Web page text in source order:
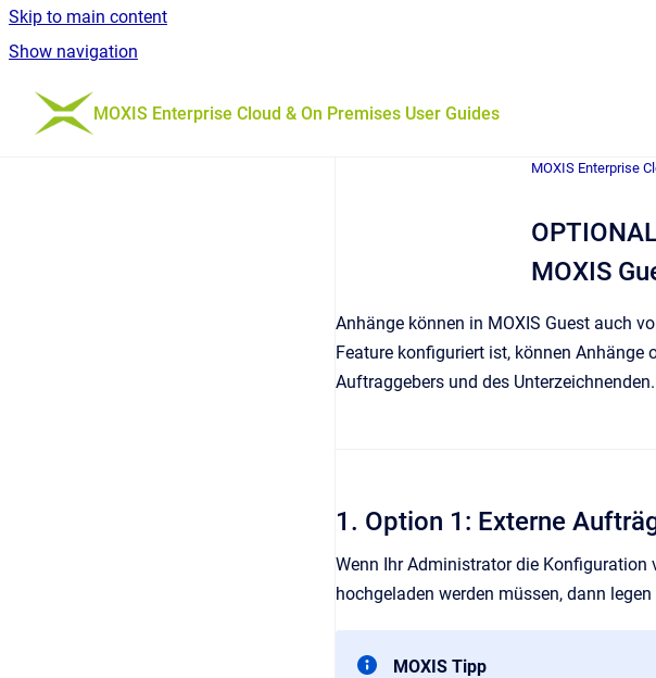
Skip to main content
Show navigation
Go to homepage
MOXIS Enterprise Cloud & On Premises User Guides
MOXIS Enterprise
MOXIS
Anhänge können in MOXIS Guest auch
Feature konfiguriert ist, können
Auftraggebers und des Unterzeichnenden.
1. Option 1: Externe
Wenn Ihr Administrator die Konfiguration
hochgeladen werden müssen, dann
MOXIS Tipp